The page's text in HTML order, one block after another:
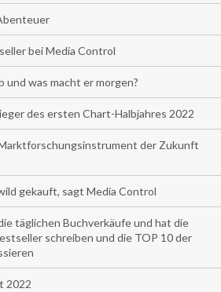
bei Media Control
und was macht er morgen?
des ersten Chart-Halbjahres 2022
der Zukunft
gekauft, sagt Media Control
täglichen Buchverkäufe und hat die
schreiben und die TOP 10 der
2022